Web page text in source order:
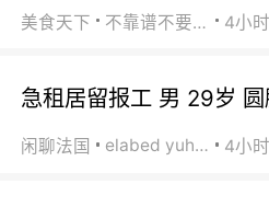
美食天下 不靠谱不要联系 4小
急租居留报工 男 29岁
闲聊法国 elabed yuhua 4小